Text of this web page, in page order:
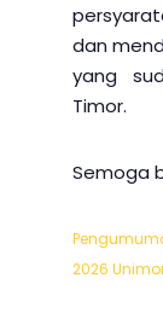
dan
yang
Timor.
Semoga
2026